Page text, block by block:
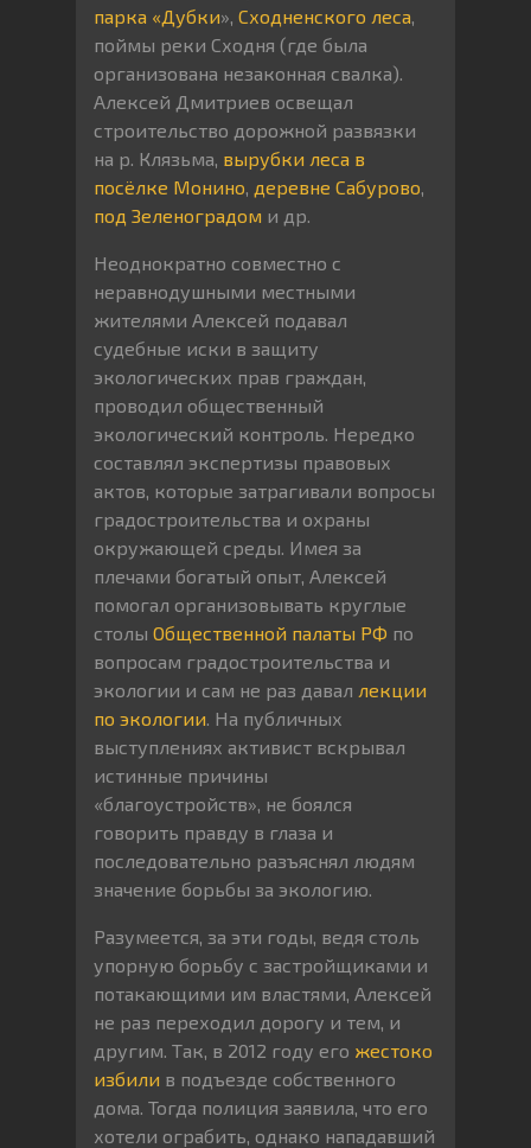
парка «Дубки», Сходненского леса
поймы реки Сходня (где была
организована незаконная свалка).
Алексей Дмитриев освещал
строительство дорожной развязки
на р. Клязьма, вырубки леса в
посёлке Монино деревне Сабурово
под Зеленоградом и др.
Неоднократно совместно с
неравнодушными местными
жителями Алексей подавал
судебные иски в защиту
экологических прав граждан,
проводил общественный
экологический контроль. Нередко
составлял экспертизы правовых
актов, которые затрагивали вопросы
градостроительства и охраны
окружающей среды. Имея за
плечами богатый опыт, Алексей
помогал организовывать круглые
столы Общественной палаты РФ по
вопросам градостроительства и
экологии и сам не раз давал лекции
по экологии . На публичных
выступлениях активист вскрывал
истинные причины
«благоустройств», не боялся
говорить правду в глаза и
последовательно разъяснял людям
значение борьбы за экологию.
Разумеется, за эти годы, ведя столь
упорную борьбу с застройщиками и
потакающими им властями, Алексей
не раз переходил дорогу и тем, и
другим. Так, в 2012 году его жестоко
избили в подъезде собственного
дома. Тогда полиция заявила, что его
хотели ограбить, однако нападавший